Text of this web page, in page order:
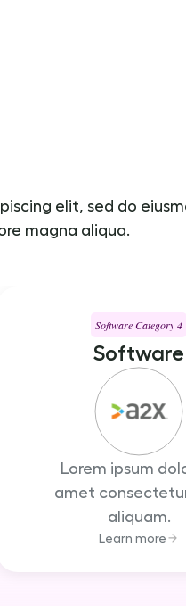
elit, sed do
magna aliqua.
Software Category 4
Software
Lorem ipsum
amet
aliquam.
Learn more